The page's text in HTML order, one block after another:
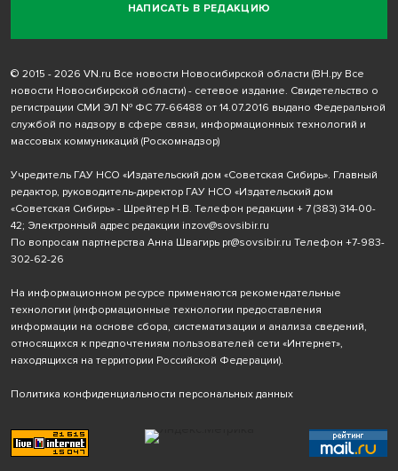
НАПИСАТЬ В РЕДАКЦИЮ
© 2015 - 2026 VN.ru Все новости Новосибирской области (ВН.ру Все
новости Новосибирской области) - сетевое издание. Свидетельство о
регистрации СМИ ЭЛ № ФС 77-66488 от 14.07.2016 выдано Федеральной
службой по надзору в сфере связи, информационных технологий и
массовых коммуникаций (Роскомнадзор)
Учредитель ГАУ НСО «Издательский дом «Советская Сибирь». Главный
редактор, руководитель-директор ГАУ НСО «Издательский дом
«Советская Сибирь» - Шрейтер Н.В. Телефон редакции + 7 (383) 314-00-
42; Электронный адрес редакции inzov@sovsibir.ru
По вопросам партнерства Анна Швагирь pr@sovsibir.ru Телефон +7-983-
302-62-26
На информационном ресурсе применяются рекомендательные
технологии (информационные технологии предоставления
информации на основе сбора, систематизации и анализа сведений,
относящихся к предпочтениям пользователей сети «Интернет»,
находящихся на территории Российской Федерации).
Политика конфиденциальности персональных данных